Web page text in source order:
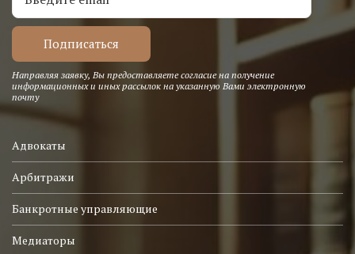
Направляя заявку, Вы предоставляете согласие на получение
информационных и иных рассылок на указанную Вами электронную
почту
Адвокаты
Арбитражи
Банкротные управляющие
Медиаторы